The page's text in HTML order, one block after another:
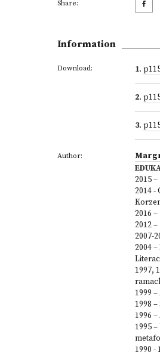
Share:
Information
Download: 1.
2.
3.
Author:
2015
2014
2016
2012
2007-
2004
1997,
1999
1998
1996
1995
1990